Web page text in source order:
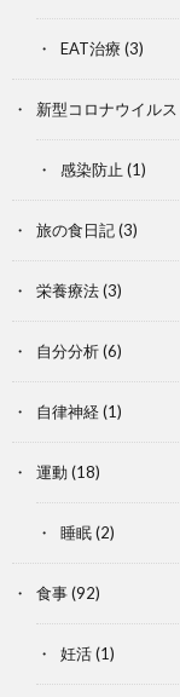
EAT治療 (3)
新型コロナウイルス
感染防止 (1)
旅の食日記(3)
栄養療法(3)
自分分析(6)
自律神経(1)
運動(18)
睡眠(2)
食事(92)
妊活(1)